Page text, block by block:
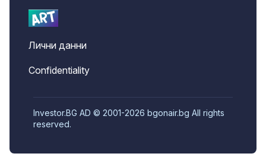
Лични данни
Confidentiality
Investor.BG AD © 2001-2026 bgonair.bg All rights
reserved.